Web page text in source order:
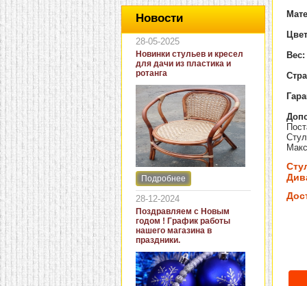
Новости
28-05-2025
Новинки стульев и кресел
для дачи из пластика и
ротанга
Интернет-магазин "Кровать
и диван" представляет
новинки стульев и кресел
для дачи. В ассортименте
представлены как
бюджетные модели из
пластика для дачи, так и
кресла для загородных
домов из натурального и
искусственного ротанга.
Подробнее
28-12-2024
Поздравляем с Новым
годом ! График работы
нашего магазина в
праздники.
Вес: